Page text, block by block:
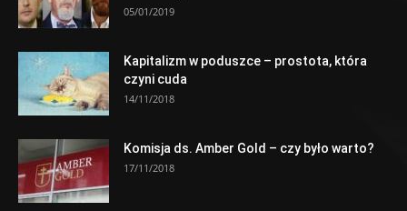
05/01/2019
Kapitalizm w poduszce – prostota, która
czyni cuda
14/11/2018
Komisja ds. Amber Gold – czy było warto?
17/11/2018